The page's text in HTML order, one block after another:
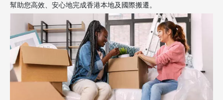
幫助您高效、安心地完成香港本地及國際搬遷。